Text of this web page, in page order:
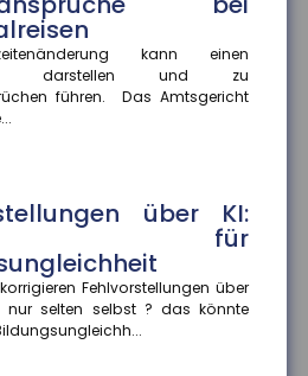
kann einen
darstellen und zu
führen. Das Amtsgericht
über KI:
für
Fehlvorstellungen über
nur selten selbst ? das könnte
künftig selbst entscheiden
Daten aus ihrem Smart Home sie
des Proj...
zur Frühstartrente nimmt Formen
für jedes Kind vom sechsten bis
Versicherungsjahre